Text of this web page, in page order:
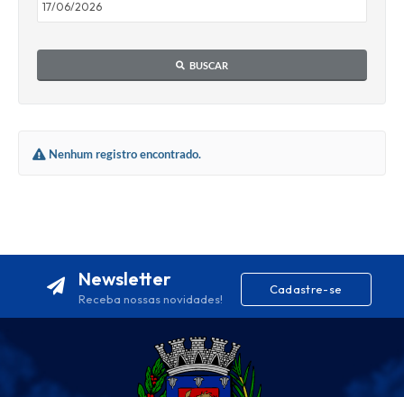
BUSCAR
Nenhum registro encontrado.
Newsletter
Receba nossas novidades!
Cadastre-se